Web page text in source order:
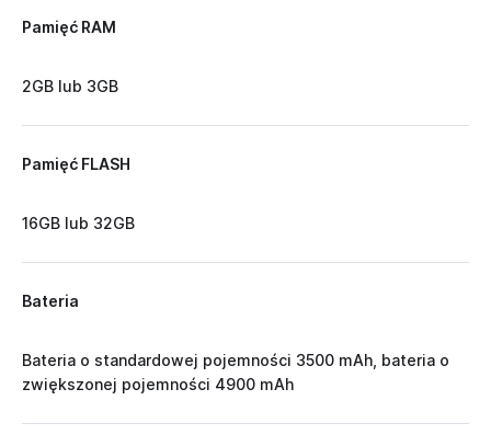
Pamięć RAM
2GB lub 3GB
Pamięć FLASH
16GB lub 32GB
Bateria
Bateria o standardowej pojemności 3500 mAh, bateria o
zwiększonej pojemności 4900 mAh